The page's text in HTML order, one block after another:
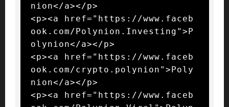
nion</a></p>
<p><a href="https://www.faceb
ook.com/Polynion.Investing">P
olynion</a></p>
<p><a href="https://www.faceb
ook.com/crypto.polynion">Poly
nion</a></p>
<p><a href="https://www.faceb